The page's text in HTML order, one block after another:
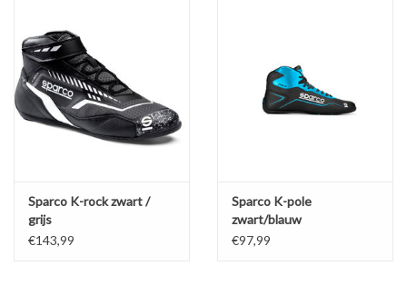
Sparco K-rock zwart /
grijs
€143,99
Sparco K-pole
zwart/blauw
€97,99